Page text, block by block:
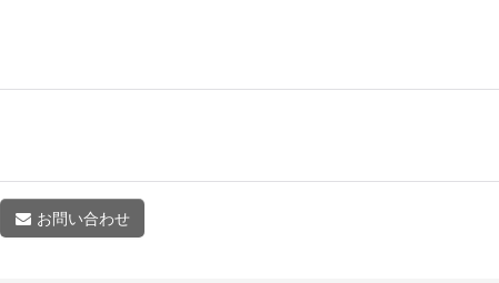
お問い合わせ